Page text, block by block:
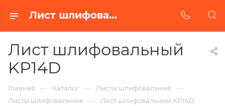
Лист шлифовальный KP14D в Белгороде | Купить по недорогой цене от Абразивного Завода
Лист шлифовальный
KP14D
Главная — Каталог — Листы шлифовальные —
Листы шлифовальные — Лист шлифовальный KP14D